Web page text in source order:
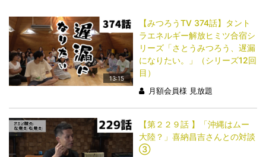
13:15
【みつろうTV 374話】タント
ラエネルギー解放ヒミツ合宿シ
リーズ「さとうみつろう、遅漏
になりたい。」（シリーズ12回
目）
月額会員様 見放題
【第２２９話 】「沖縄はムー
大陸？」喜納昌吉さんとの対談
③